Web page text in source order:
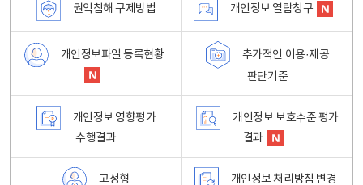
권익침해 구제방법 개인정보 열람청구
개인정보파일 등록현황
추가적인 이용·제공
판단기준
개인정보 영향평가
수행결과
개인정보 보호수준 평가
결과
고정형
개인정보 처리방침 변경